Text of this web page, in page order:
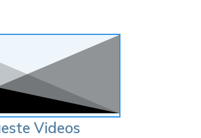
Videos